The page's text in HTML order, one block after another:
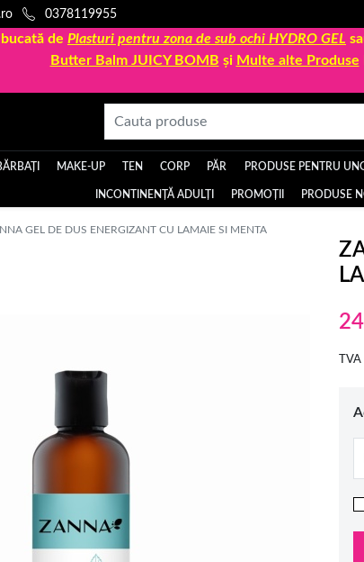
0378119955
de Plasturi pentru zona de sub ochi HYDRO GEL
Butter Balm JUICY BOMB și Multe alte Produse
MAKE-UP TEN CORP PĂR PRODUSE PENTRU
INCONTINENȚĂ ADULȚI PROMOȚII PRODUSE
GEL DE DUS ENERGIZANT CU LAMAIE SI MENTA